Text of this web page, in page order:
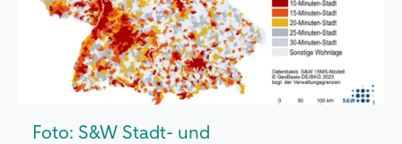
Foto: S&W Stadt- und